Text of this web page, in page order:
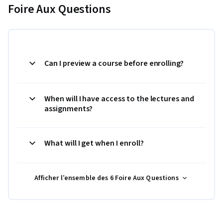
Foire Aux Questions
Can I preview a course before enrolling?
When will I have access to the lectures and
assignments?
What will I get when I enroll?
Afficher l’ensemble des 6 Foire Aux Questions